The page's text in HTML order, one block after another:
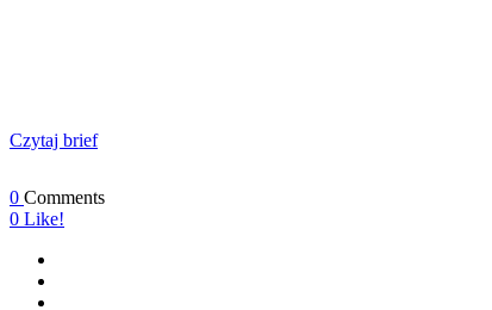
Czytaj brief
0 Comments
0 Like!